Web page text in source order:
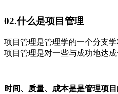
02.什么是项目管理
项目管理是管理学的一个分支
项目管理是对一些与成功地达
时间、质量、成本是是管理项目